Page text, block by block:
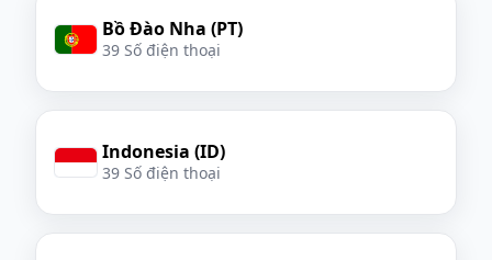
Bồ Đào Nha (PT)
39 Số điện thoại
Indonesia (ID)
39 Số điện thoại